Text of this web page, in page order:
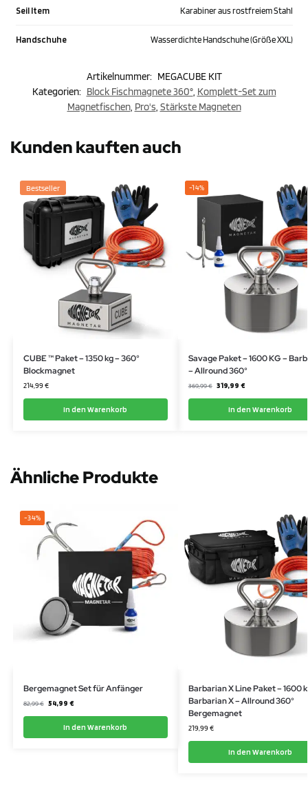
Seil Item Karabiner aus rostfreiem Stahl
Handschuhe Wasserdichte Handschuhe (Größe XXL)
Artikelnummer: MEGACUBE KIT
Kategorien: Block Fischmagnete 360°, Komplett-Set zum
Magnetfischen, Pro's, Stärkste Magneten
Kunden kauften auch
Bestseller
CUBE ™ Paket – 1350 kg – 360°
Blockmagnet
214,99 €
In den Warenkorb
-14%
Savage Paket – 1600 KG –
– Allround 360°
369,99€ 319,99 €
In den Warenkorb
Ähnliche Produkte
-34%
Bergemagnet Set für Anfänger
82,99€ 54,99 €
In den Warenkorb
Barbarian X Line Paket – 1600
Barbarian X – Allround 360°
Bergemagnet
219,99 €
In den Warenkorb